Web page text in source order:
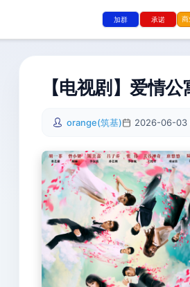
加群 承诺 商
【电视剧】爱情
orange(筑基) 2026-06-03